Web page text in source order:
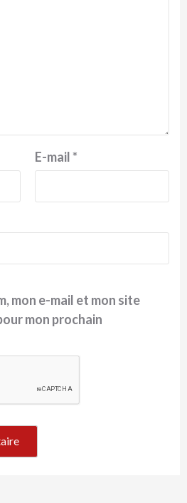
E-mail*
mon e-mail et mon site
mon prochain